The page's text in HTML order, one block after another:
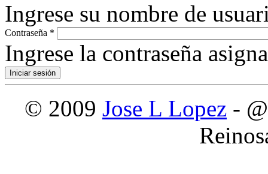
Ingrese su nombre de
Contraseña *
Ingrese la contraseña
© 2009 Jose L Lopez -